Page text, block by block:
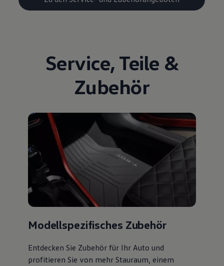
Service, Teile &
Zubehör
Modellspezifisches Zubehör
Entdecken Sie Zubehör für Ihr Auto und
profitieren Sie von mehr Stauraum, einem